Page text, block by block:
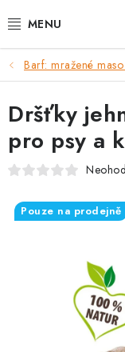
na
POTŘEBY PRO PSY
TAMI PŘEPRAVNÍ
SPORT SE PSEM
VĚRNOSTNÍ
Barf: mražené
Dršťky
pro psy a
Pouze na prodejně